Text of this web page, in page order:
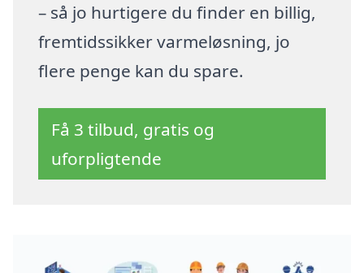
– så jo hurtigere du finder en billig,
fremtidssikker varmeløsning, jo
flere penge kan du spare.
Få 3 tilbud, gratis og
uforpligtende